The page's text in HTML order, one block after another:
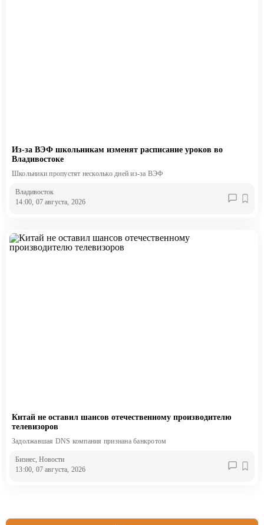
Из-за ВЭФ школьникам изменят расписание уроков во
Владивостоке
Школьники пропустят несколько дней из-за ВЭФ
Владивосток
14:00, 07 августа, 2026
Китай не оставил шансов отечественному производителю
телевизоров
Задолжавшая DNS компания признана банкротом
Бизнес, Новости
13:00, 07 августа, 2026